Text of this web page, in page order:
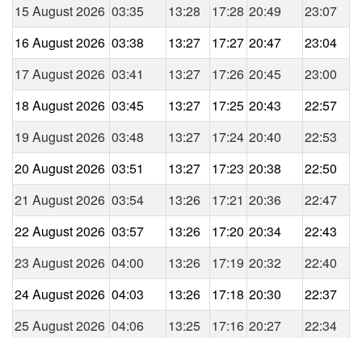
15 August 2026 03:35 13:28 17:28 20:49
23:07
16 August 2026 03:38 13:27 17:27 20:47
23:04
17 August 2026 03:41 13:27 17:26 20:45
23:00
18 August 2026 03:45 13:27 17:25 20:43
22:57
19 August 2026 03:48 13:27 17:24 20:40
22:53
20 August 2026 03:51 13:27 17:23 20:38
22:50
21 August 2026 03:54 13:26 17:21 20:36
22:47
22 August 2026 03:57 13:26 17:20 20:34
22:43
23 August 2026 04:00 13:26 17:19 20:32
22:40
24 August 2026 04:03 13:26 17:18 20:30
22:37
25 August 2026 04:06 13:25 17:16 20:27
22:34